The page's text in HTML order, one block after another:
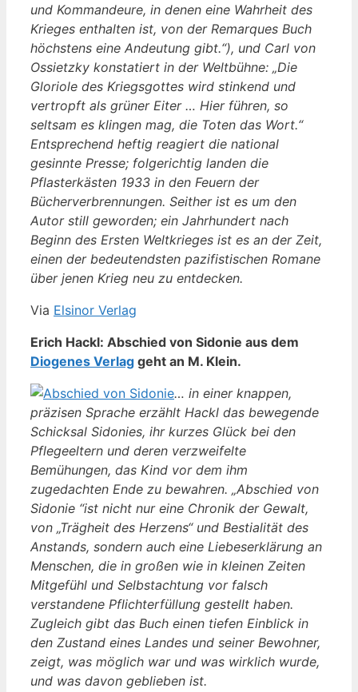
und Kommandeure, in denen eine Wahrheit des
Krieges enthalten ist, von der Remarques Buch
höchstens eine Andeutung gibt.“), und Carl von
Ossietzky konstatiert in der Weltbühne: „Die
Gloriole des Kriegsgottes wird stinkend und
vertropft als grüner Eiter … Hier führen, so
seltsam es klingen mag, die Toten das Wort.“
Entsprechend heftig reagiert die national
gesinnte Presse; folgerichtig landen die
Pflasterkästen 1933 in den Feuern der
Bücherverbrennungen. Seither ist es um den
Autor still geworden; ein Jahrhundert nach
Beginn des Ersten Weltkrieges ist es an der Zeit,
einen der bedeutendsten pazifistischen Romane
über jenen Krieg neu zu entdecken.
Via Elsinor Verlag
Erich Hackl: Abschied von Sidonie aus dem
Diogenes Verlag geht an M. Klein.
… in einer knappen,
präzisen Sprache erzählt Hackl das bewegende
Schicksal Sidonies, ihr kurzes Glück bei den
Pflegeeltern und deren verzweifelte
Bemühungen, das Kind vor dem ihm
zugedachten Ende zu bewahren. „Abschied von
Sidonie “ist nicht nur eine Chronik der Gewalt,
von „Trägheit des Herzens“ und Bestialität des
Anstands, sondern auch eine Liebeserklärung an
Menschen, die in großen wie in kleinen Zeiten
Mitgefühl und Selbstachtung vor falsch
verstandene Pflichterfüllung gestellt haben.
Zugleich gibt das Buch einen tiefen Einblick in
den Zustand eines Landes und seiner Bewohner,
zeigt, was möglich war und was wirklich wurde,
und was davon geblieben ist.